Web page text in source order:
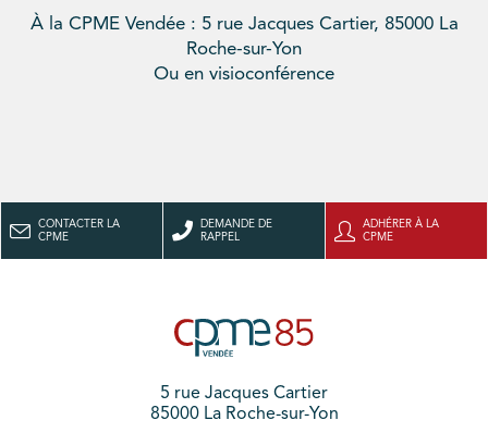
À la CPME Vendée : 5 rue Jacques Cartier, 85000 La
Roche-sur-Yon
Ou en visioconférence
CONTACTER LA
CPME
DEMANDE DE
RAPPEL
ADHÉRER À LA
CPME
5 rue Jacques Cartier
85000 La Roche-sur-Yon